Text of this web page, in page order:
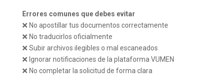
Errores comunes que debes evitar
❌ No apostillar tus documentos correctamente
❌ No traducirlos oficialmente
❌ Subir archivos ilegibles o mal escaneados
❌ Ignorar notificaciones de la plataforma VUMEN
❌ No completar la solicitud de forma clara